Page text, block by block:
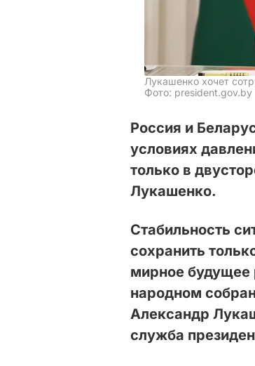
Лукашенко хочет
Фото: president.gov.by
Россия и
условиях
только в
Лукашенко.
Стабильность
сохранить
мирное будущее
народном
Александр
служба